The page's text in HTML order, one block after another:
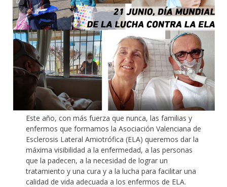
Este año, con más fuerza que nunca, las familias y
enfermos que formamos la Asociación Valenciana de
Esclerosis Lateral Amiotrófica (ELA) queremos dar la
máxima visibilidad a la enfermedad, a las personas
que la padecen, a la necesidad de lograr un
tratamiento y una cura y a la lucha para facilitar una
calidad de vida adecuada a los enfermos de ELA.